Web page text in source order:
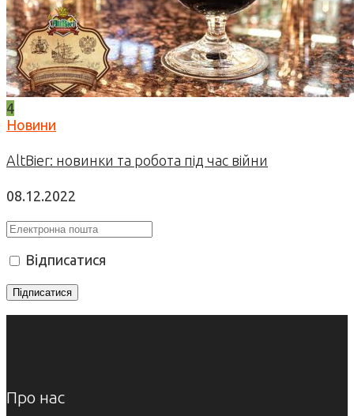
4
Новини
AltBier: новинки та робота під час війни
08.12.2022
Відписатися
Про нас